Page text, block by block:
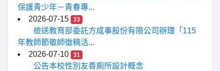
保護青少年－青春專...
2026-07-15
33
檢送教育部委託方成事股份有限公司辦理「115
年教師節敬師徵稿活...
2026-07-10
31
公告本校性別友善廁所設計概念